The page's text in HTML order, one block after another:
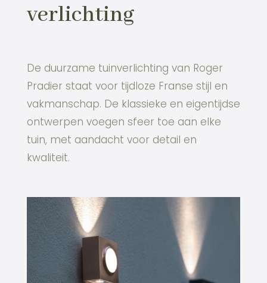
verlichting
De duurzame tuinverlichting van Roger
Pradier staat voor tijdloze Franse stijl en
vakmanschap. De klassieke en eigentijdse
ontwerpen voegen sfeer toe aan elke
tuin, met aandacht voor detail en
kwaliteit.